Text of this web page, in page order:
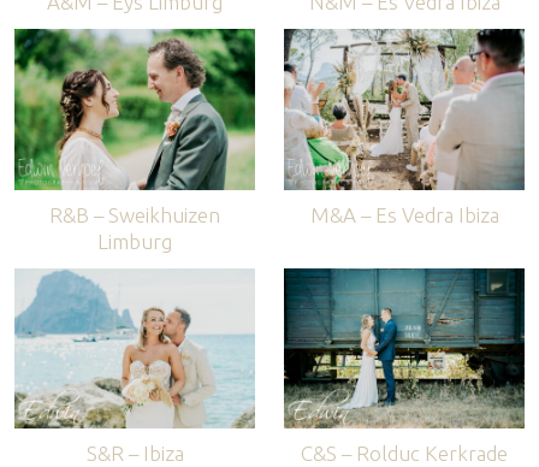
R&B – Sweikhuizen
Limburg
M&A – Es Vedra Ibiza
S&R – Ibiza C&S – Rolduc Kerkrade